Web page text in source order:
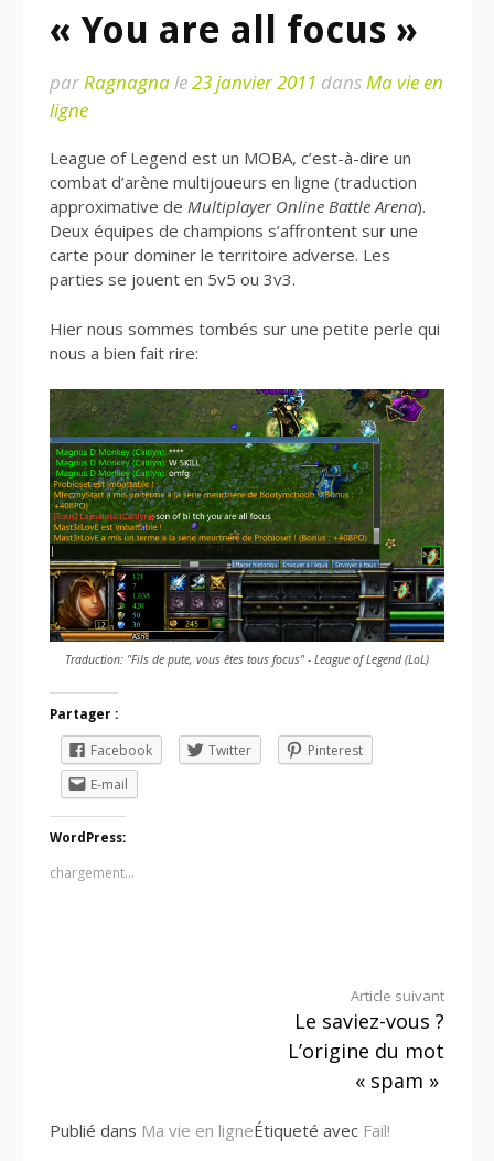
« You are all focus »
parRagnagnale23 janvier 2011 dansMa vie en
ligne
League of Legend est un MOBA, c’est-à-dire un
combat d’arène multijoueurs en ligne (traduction
approximative de Multiplayer Online Battle Arena).
Deux équipes de champions s’affrontent sur une
carte pour dominer le territoire adverse. Les
parties se jouent en 5v5 ou 3v3.
Hier nous sommes tombés sur une petite perle qui
nous a bien fait rire:
Traduction: "Fils de pute, vous êtes tous focus" - League of Legend (LoL)
Partager :
Facebook Twitter
Pinterest
E-mail
WordPress:
chargement…
Article suivant
Le saviez-vous ?
L’origine du mot
« spam »
Publié dans Ma vie en ligneÉtiqueté avec Fail!